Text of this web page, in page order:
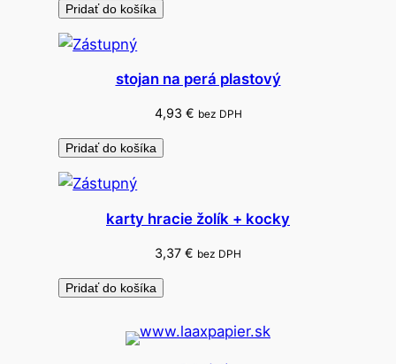
+
c
r
k
y
r
i
Pridať do košíka
stojan na perá plastový
4,93 € bez DPH
Pridať do košíka
karty hracie žolík + kocky
3,37 € bez DPH
Pridať do košíka